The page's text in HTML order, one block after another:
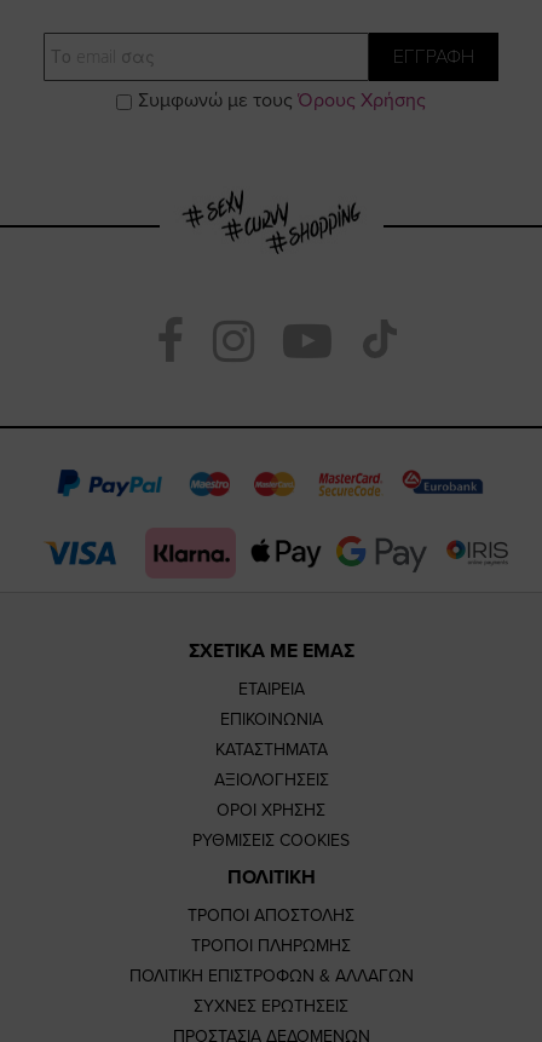
Email
ΕΓΓΡΑΦΗ
Συμφωνώ με τους Όρους Χρήσης
Visit
https://
page
Visit
https://
page
Visit
https://
page
our
TikTok
page
ΣΧΕΤΙΚΑ ΜΕ ΕΜΑΣ
ΕΤΑΙΡΕΙΑ
ΕΠΙΚΟΙΝΩΝΙΑ
ΚΑΤΑΣΤΗΜΑΤΑ
ΑΞΙΟΛΟΓΗΣΕΙΣ
ΟΡΟΙ ΧΡΗΣΗΣ
ΡΥΘΜΙΣΕΙΣ COOKIES
ΠΟΛΙΤΙΚΗ
ΤΡΟΠΟΙ ΑΠΟΣΤΟΛΗΣ
ΤΡΟΠΟΙ ΠΛΗΡΩΜΗΣ
ΠΟΛΙΤΙΚΗ ΕΠΙΣΤΡΟΦΩΝ & ΑΛΛΑΓΩΝ
ΣΥΧΝΕΣ ΕΡΩΤΗΣΕΙΣ
ΠΡΟΣΤΑΣΙΑ ΔΕΔΟΜΕΝΩΝ